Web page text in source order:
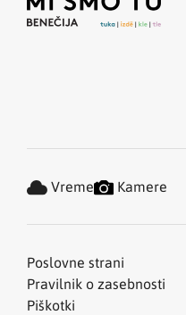
Poslovne strani
Pravilnik o zasebnosti
Piškotki
Vreme Kamere